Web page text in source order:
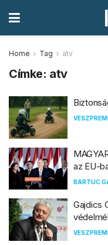
Home Tag atv
Címke: atv
az EU-
BARTUC
Gajdics